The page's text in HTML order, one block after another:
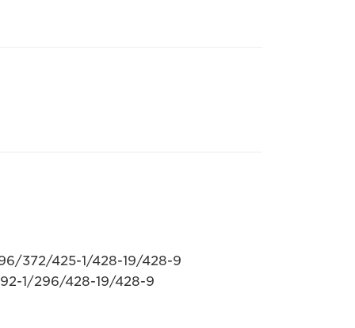
372/425-1/428-19/428-9
1/296/428-19/428-9